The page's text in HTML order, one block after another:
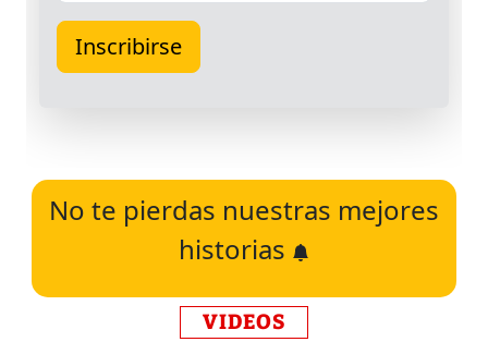
No te pierdas nuestras mejores
historias
VIDEOS